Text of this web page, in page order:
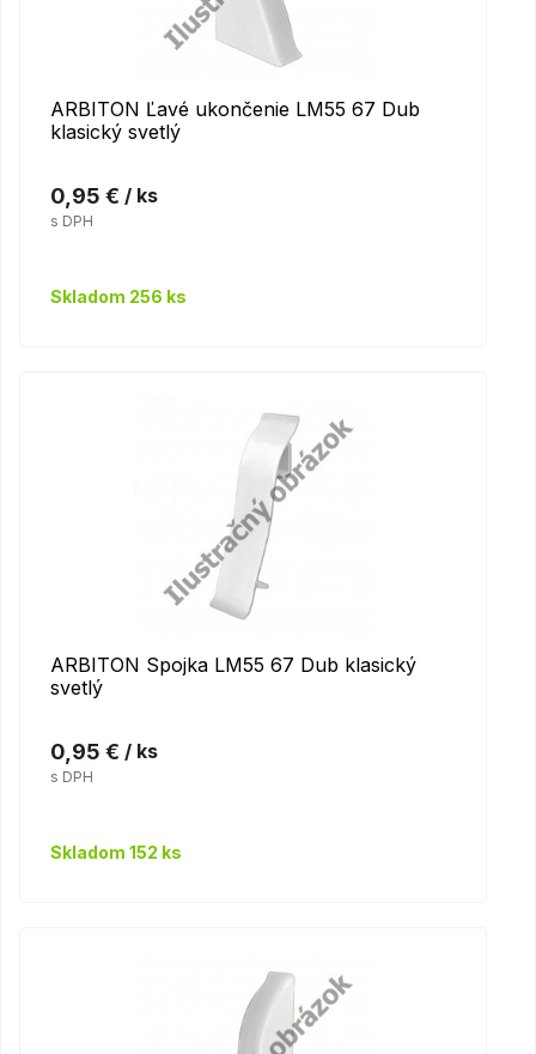
ARBITON Ľavé ukončenie LM55 67 Dub
klasický svetlý
0,95 € / ks
s DPH
Skladom 256 ks
ARBITON Spojka LM55 67 Dub klasický
svetlý
0,95 € / ks
s DPH
Skladom 152 ks